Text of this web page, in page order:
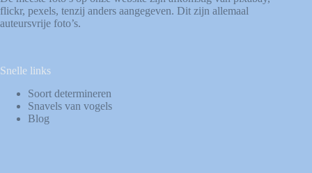
flickr, pexels, tenzij anders aangegeven. Dit zijn allemaal
auteursvrije foto’s.
Snelle links
Soort determineren
Snavels van vogels
Blog